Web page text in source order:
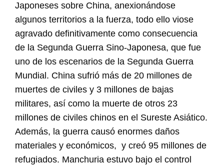
Japoneses sobre China, anexionándose
algunos territorios a la fuerza, todo ello viose
agravado definitivamente como consecuencia
de la Segunda Guerra Sino-Japonesa, que fue
uno de los escenarios de la Segunda Guerra
Mundial. China sufrió más de 20 millones de
muertes de civiles y 3 millones de bajas
militares, así como la muerte de otros 23
millones de civiles chinos en el Sureste Asiático.
Además, la guerra causó enormes daños
materiales y económicos, y creó 95 millones de
refugiados. Manchuria estuvo bajo el control